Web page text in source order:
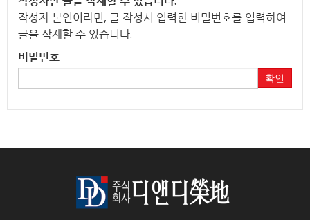
작성자 본인이라면, 글 작성시 입력한 비밀번호를 입력하여
글을 삭제할 수 있습니다.
비밀번호
확인